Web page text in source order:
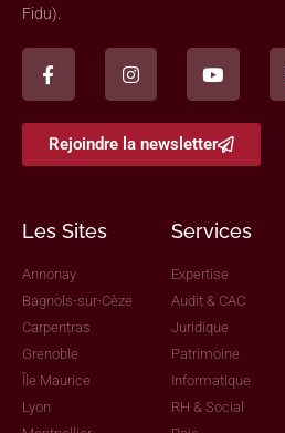
Fidu).
Rejoindre la newsletter
Les Sites
Annonay
Bagnols-sur-Cèze
Carpentras
Grenoble
Île Maurice
Lyon
Services
Expertise
Audit & CAC
Juridique
Patrimoine
Informatique
RH & Social